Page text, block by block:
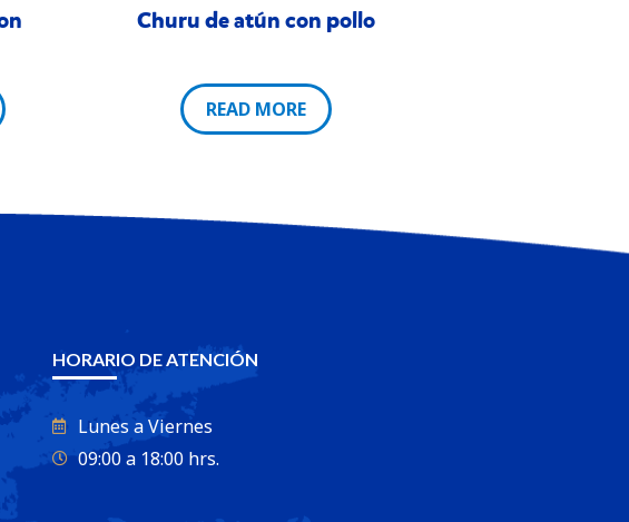
Churu de atún con pollo
READ MORE
HORARIO DE ATENCIÓN
Lunes a Viernes
09:00 a 18:00 hrs.